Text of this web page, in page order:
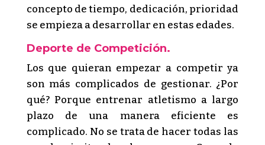
concepto de tiempo, dedicación, prioridad
se empieza a desarrollar en estas edades.
Deporte de Competición.
Los que quieran empezar a competir ya
son más complicados de gestionar. ¿Por
qué? Porque entrenar atletismo a largo
plazo de una manera eficiente es
complicado. No se trata de hacer todas las